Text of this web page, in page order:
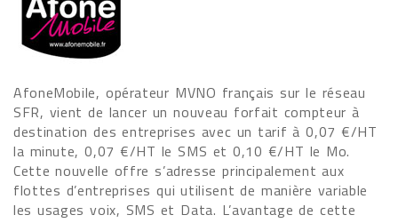
AfoneMobile, opérateur MVNO français sur le réseau
SFR, vient de lancer un nouveau forfait compteur à
destination des entreprises avec un tarif à 0,07 €/HT
la minute, 0,07 €/HT le SMS et 0,10 €/HT le Mo.
Cette nouvelle offre s’adresse principalement aux
flottes d’entreprises qui utilisent de manière variable
les usages voix, SMS et Data. L’avantage de cette